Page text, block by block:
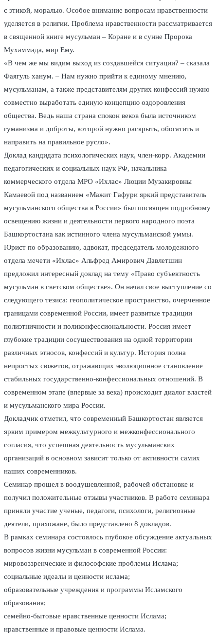
с этикой, моралью. Особое внимание вопросам нравственности
уделяется в религии. Проблема нравственности рассматривается
в священной книге мусульман – Коране и в сунне Пророка
Мухаммада, мир Ему.
«В чем же мы видим выход из создавшейся ситуации? – сказала
Фаягуль ханум. – Нам нужно прийти к единому мнению,
мусульманам, а также представителям других конфессий нужно
совместно выработать единую концепцию оздоровления
общества. Ведь наша страна спокон веков была источником
гуманизма и доброты, которой нужно раскрыть, обогатить и
направить на правильное русло».
Доклад кандидата психологических наук, член-корр. Академии
педагогических и социальных наук РФ, начальника
коммерческого отдела МРО «Ихлас» Люции Музакировны
Камаевой под названием «Мажит Гафури яркий представитель
мусульманского общества в России» был посвящен подробному
освещению жизни и деятельности первого народного поэта
Башкортостана как истинного члена мусульманской уммы.
Юрист по образованию, адвокат, председатель молодежного
отдела мечети «Ихлас» Альфред Амирович Давлетшин
предложил интересный доклад на тему «Право субъектность
мусульман в светском обществе». Он начал свое выступление со
следующего тезиса: геополитическое пространство, очерченное
границами современной России, имеет развитые традиции
полиэтничности и поликонфессиональности. Россия имеет
глубокие традиции сосуществования на одной территории
различных этносов, конфессий и культур. История полна
непростых сюжетов, отражающих эволюционное становление
стабильных государственно-конфессиональных отношений. В
современном этапе (впервые за века) происходит диалог властей
и мусульманского мира России.
Докладчик отметил, что современный Башкортостан является
ярким примером межкультурного и межконфессионального
согласия, что успешная деятельность мусульманских
организаций в основном зависит только от активности самих
наших современников.
Семинар прошел в воодушевленной, рабочей обстановке и
получил положительные отзывы участников. В работе семинара
приняли участие ученые, педагоги, психологи, религиозные
деятели, прихожане, было представлено 8 докладов.
В рамках семинара состоялось глубокое обсуждение актуальных
вопросов жизни мусульман в современной России:
мировоззренческие и философские проблемы Ислама;
социальные идеалы и ценности ислама;
образовательные учреждения и программы Исламского
образования;
семейно-бытовые нравственные ценности Ислама;
нравственные и правовые ценности Ислама.